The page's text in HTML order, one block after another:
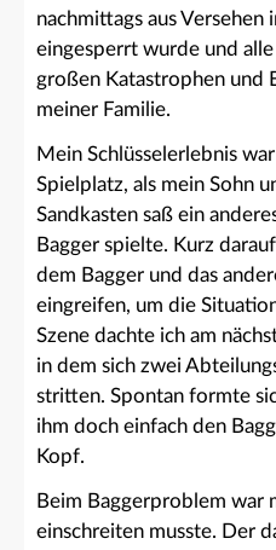
nachmittags aus Versehen
eingesperrt wurde und
großen Katastrophen und
meiner Familie.
Mein Schlüsselerlebnis
Spielplatz, als mein Sohn
Sandkasten saß ein
Bagger spielte. Kurz
dem Bagger und das
eingreifen, um die
Szene dachte ich am
in dem sich zwei
stritten. Spontan formte
ihm doch einfach den
Kopf.
Beim Baggerproblem war
einschreiten musste. Der